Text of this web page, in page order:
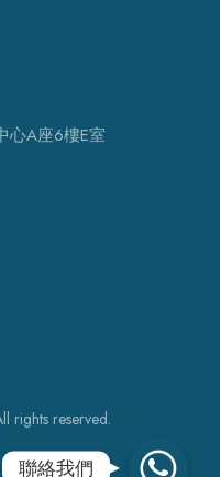
心A座6樓E室
rights reserved.
聯絡我們